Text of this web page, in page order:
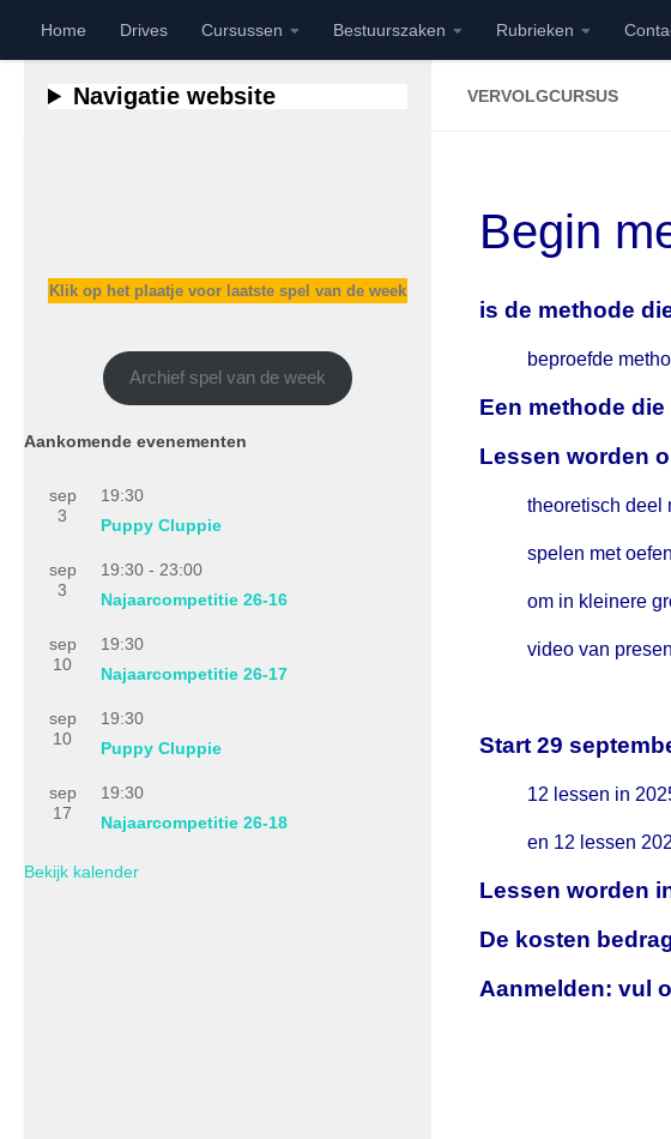
Doorgaan naar inhoud
Home Drives Cursussen Bestuurszaken Rubrieken
VERVOLGCURSUS
Begin
is de methode
beproefde
Een methode
Lessen worden
theoretisch deel
spelen met
om in kleinere
video van
Start 29
12 lessen in
en 12 lessen
Lessen worden
De kosten
Aanmelden: vul
Navigatie website
Klik op het plaatje voor laatste spel van de week
Archief spel van de week
Aankomende evenementen
sep
3
19:30
Puppy Cluppie
sep
3
19:30 - 23:00
Najaarcompetitie 26-16
sep
10
19:30
Najaarcompetitie 26-17
sep
10
19:30
Puppy Cluppie
sep
17
19:30
Najaarcompetitie 26-18
Bekijk kalender